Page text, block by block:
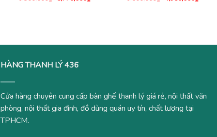
gốc hiện gốc hiện
HÀNG THANH LÝ 436
Cửa hàng chuyên cung cấp bàn ghế thanh lý giá rẻ, nội thất văn
phòng, nội thất gia đình, đồ dùng quán uy tín, chất lượng tại
TPHCM.